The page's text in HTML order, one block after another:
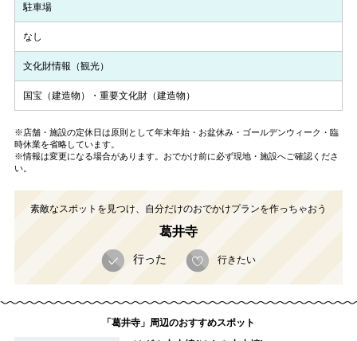
駐車場
なし
文化財情報（観光）
国宝（建造物）・重要文化財（建造物）
※店舗・施設の定休日は原則として年末年始・お盆休み・ゴールデンウィーク・臨
時休業を省略しています。
※情報は変更になる場合があります。おでかけ前に必ず現地・施設へご確認くださ
い。
素敵なスポットを見つけ、自分だけのおでかけプランを作っちゃおう
葛井寺
行った 行きたい
「葛井寺」周辺のおすすめスポット